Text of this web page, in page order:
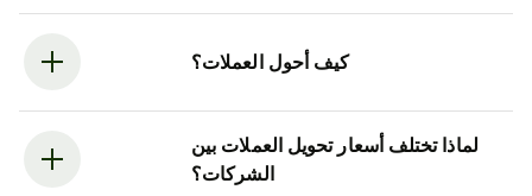
كيف أحول العملات؟
لماذا تختلف أسعار تحويل العملات بين
الشركات؟